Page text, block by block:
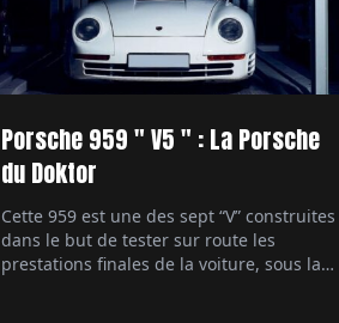
Porsche 959 " V5 " : La Porsche
du Doktor
Cette 959 est une des sept “V” construites
dans le but de tester sur route les
prestations finales de la voiture, sous la